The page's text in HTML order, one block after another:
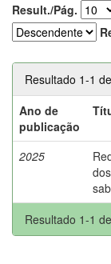
Result./Pág.
Resultado 1-1
Ano de
publicação
2025
Resultado 1-1